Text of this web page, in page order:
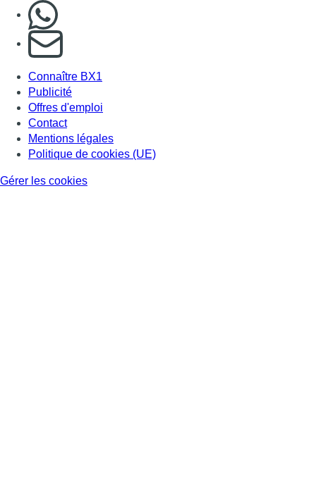
S'abonner à notre newsletter
Connaître BX1
Publicité
Offres d'emploi
Contact
Mentions légales
Politique de cookies (UE)
Gérer les cookies